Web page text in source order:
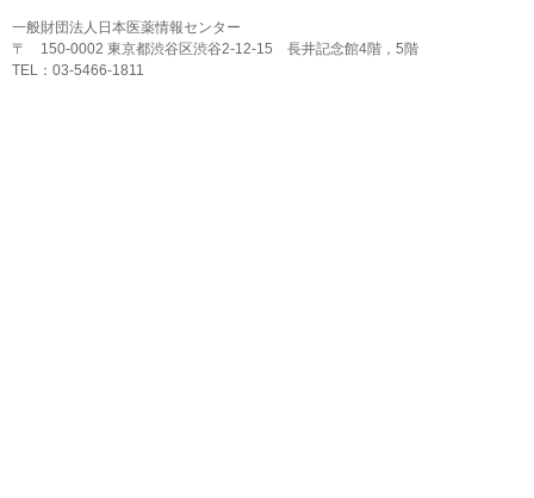
一般財団法人日本医薬情報センター
〒 150-0002 東京都渋谷区渋谷2-12-15 長井記念館4階，5階
TEL：03-5466-1811